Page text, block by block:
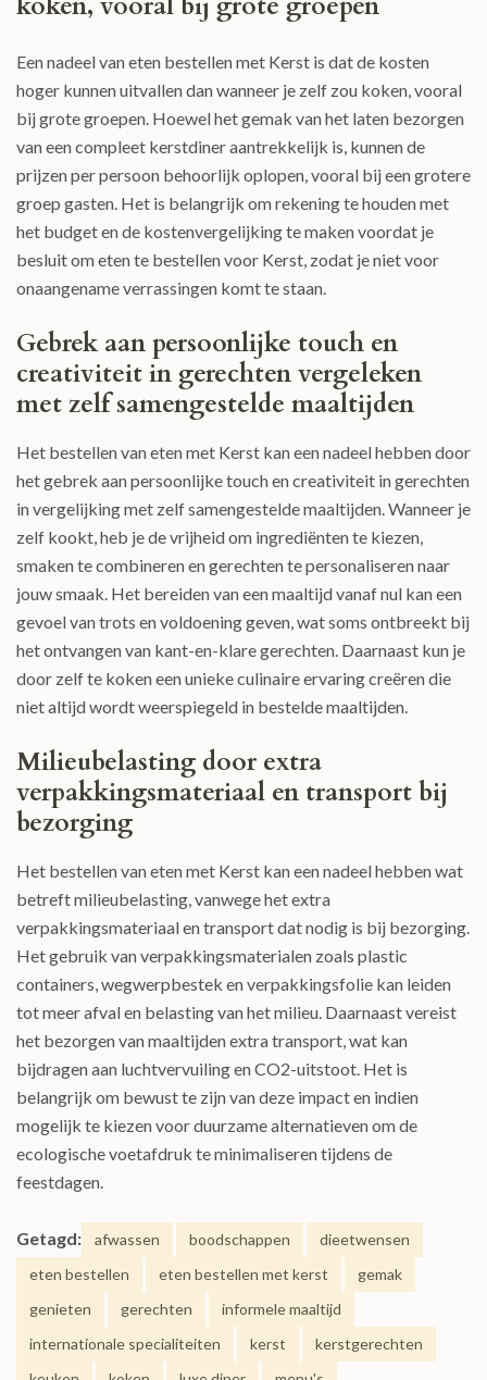
Een nadeel van eten bestellen met Kerst is dat de kosten
hoger kunnen uitvallen dan wanneer je zelf zou koken, vooral
bij grote groepen. Hoewel het gemak van het laten bezorgen
van een compleet kerstdiner aantrekkelijk is, kunnen de
prijzen per persoon behoorlijk oplopen, vooral bij een grotere
groep gasten. Het is belangrijk om rekening te houden met
het budget en de kostenvergelijking te maken voordat je
besluit om eten te bestellen voor Kerst, zodat je niet voor
onaangename verrassingen komt te staan.
Gebrek aan persoonlijke touch en
creativiteit in gerechten vergeleken
met zelf samengestelde maaltijden
Het bestellen van eten met Kerst kan een nadeel hebben door
het gebrek aan persoonlijke touch en creativiteit in gerechten
in vergelijking met zelf samengestelde maaltijden. Wanneer je
zelf kookt, heb je de vrijheid om ingrediënten te kiezen,
smaken te combineren en gerechten te personaliseren naar
jouw smaak. Het bereiden van een maaltijd vanaf nul kan een
gevoel van trots en voldoening geven, wat soms ontbreekt bij
het ontvangen van kant-en-klare gerechten. Daarnaast kun je
door zelf te koken een unieke culinaire ervaring creëren die
niet altijd wordt weerspiegeld in bestelde maaltijden.
Milieubelasting door extra
verpakkingsmateriaal en transport bij
bezorging
Het bestellen van eten met Kerst kan een nadeel hebben wat
betreft milieubelasting, vanwege het extra
verpakkingsmateriaal en transport dat nodig is bij bezorging.
Het gebruik van verpakkingsmaterialen zoals plastic
containers, wegwerpbestek en verpakkingsfolie kan leiden
tot meer afval en belasting van het milieu. Daarnaast vereist
het bezorgen van maaltijden extra transport, wat kan
bijdragen aan luchtvervuiling en CO2-uitstoot. Het is
belangrijk om bewust te zijn van deze impact en indien
mogelijk te kiezen voor duurzame alternatieven om de
ecologische voetafdruk te minimaliseren tijdens de
feestdagen.
Getagd: afwassen boodschappen
dieetwensen
eten bestellen
eten bestellen met kerst
gemak
genieten
gerechten
informele maaltijd
internationale specialiteiten
kerst
kerstgerechten